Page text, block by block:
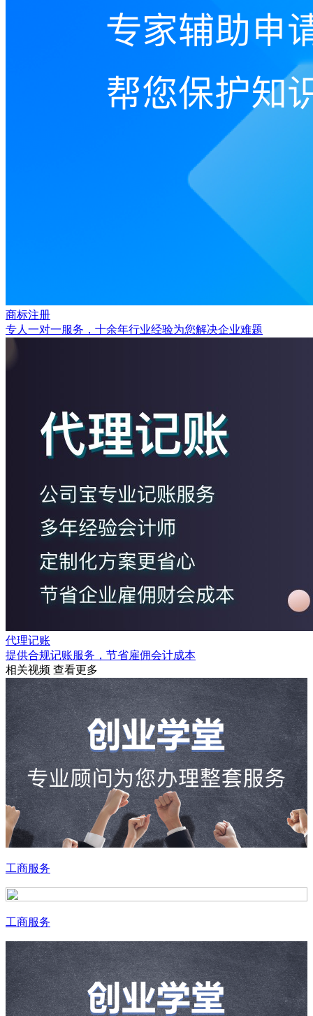
商标注册
专人一对一服务，十余年行业经验为您解决企业难题
代理记账
提供合规记账服务，节省雇佣会计成本
相关视频 查看更多
工商服务
工商服务